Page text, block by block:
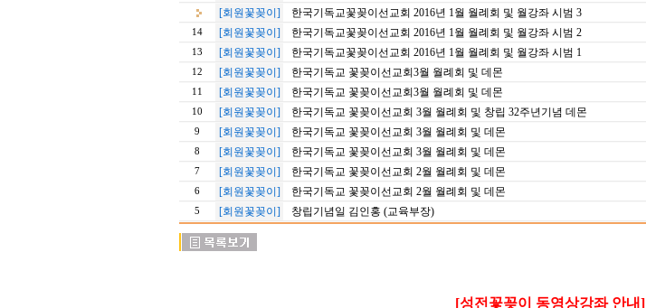
[회원꽃꽂이] 한국기독교꽃꽂이선교회 2016년 1월 월례회 및 월강좌 시범 3
14
[회원꽃꽂이] 한국기독교꽃꽂이선교회 2016년 1월 월례회 및 월강좌 시범 2
13
[회원꽃꽂이] 한국기독교꽃꽂이선교회 2016년 1월 월례회 및 월강좌 시범 1
12
[회원꽃꽂이] 한국기독교 꽃꽂이선교회3월 월례회 및 데몬
11
[회원꽃꽂이] 한국기독교 꽃꽂이선교회3월 월례회 및 데몬
10
[회원꽃꽂이] 한국기독교 꽃꽂이선교회 3월 월례회 및 창립 32주년기념 데몬
9
[회원꽃꽂이] 한국기독교 꽃꽂이선교회 3월 월례회 및 데몬
8
[회원꽃꽂이] 한국기독교 꽃꽂이선교회 3월 월례회 및 데몬
7
[회원꽃꽂이] 한국기독교 꽃꽂이선교회 2월 월례회 및 데몬
6
[회원꽃꽂이] 한국기독교 꽃꽂이선교회 2월 월례회 및 데몬
5
[회원꽃꽂이] 창립기념일 김인홍 (교육부장)
[성전꽃꽂이 동영상강좌 안내]